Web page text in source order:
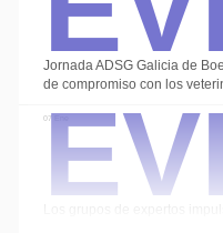
Jornada ADSG Galicia de
de compromiso con los
07 Ene